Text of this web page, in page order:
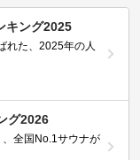
キング2025
れた、2025年の人
グ2026
全国No.1サウナが